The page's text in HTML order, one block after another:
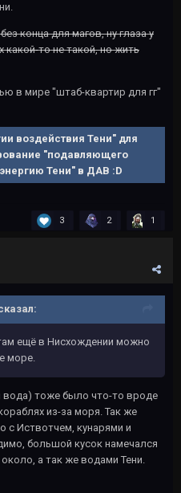
конца для магов, ну глаза у
какой-то не такой, но жить
в мире "штаб-квартир для гг"
воздействия Тени" для
"подавляющего
Тени" в ДАВ :D
3 2 1
ещё в Нисхождении можно
море.
вода) тоже было что-то вроде
из-за моря. Так же
с Иствотчем, кунарями и
большой кусок намечался
а так же водами Тени.